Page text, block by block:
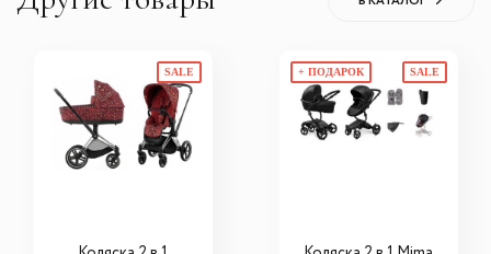
SALE SALE
+ ПОДАРОК